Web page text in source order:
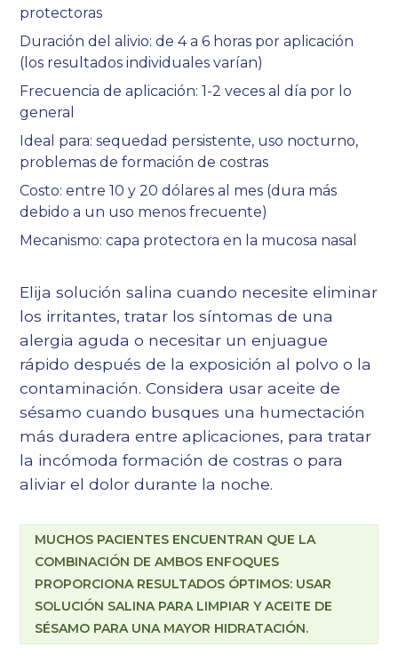
protectoras
Duración del alivio: de 4 a 6 horas por aplicación
(los resultados individuales varían)
Frecuencia de aplicación: 1-2 veces al día por lo
general
Ideal para: sequedad persistente, uso nocturno,
problemas de formación de costras
Costo: entre 10 y 20 dólares al mes (dura más
debido a un uso menos frecuente)
Mecanismo: capa protectora en la mucosa nasal
Elija solución salina cuando necesite eliminar
los irritantes, tratar los síntomas de una
alergia aguda o necesitar un enjuague
rápido después de la exposición al polvo o la
contaminación. Considera usar aceite de
sésamo cuando busques una humectación
más duradera entre aplicaciones, para tratar
la incómoda formación de costras o para
aliviar el dolor durante la noche.
MUCHOS PACIENTES ENCUENTRAN QUE LA
COMBINACIÓN DE AMBOS ENFOQUES
PROPORCIONA RESULTADOS ÓPTIMOS: USAR
SOLUCIÓN SALINA PARA LIMPIAR Y ACEITE DE
SÉSAMO PARA UNA MAYOR HIDRATACIÓN.